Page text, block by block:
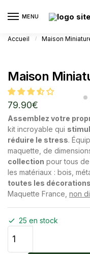
MENU
Accueil / Maison
Maison
79.90€
Assemblez votre
kit incroyable qui
réduire le stress.
maquette, de
collection pour tous
les matériaux : bois,
toutes les décorations
Maquette France, non
25 en stock